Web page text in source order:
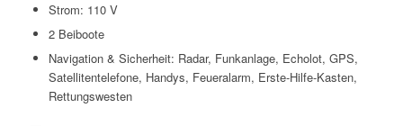
Strom: 110 V
2 Beiboote
Navigation & Sicherheit: Radar, Funkanlage, Echolot, GPS,
Satellitentelefone, Handys, Feueralarm, Erste-Hilfe-Kasten,
Rettungswesten